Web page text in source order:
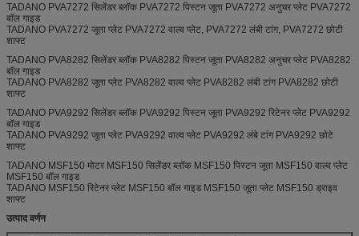
TADANO PVA7272 सिलेंडर ब्लॉक PVA7272 पिस्टन जूता PVA7272 अनुचर प्लेट PVA7272
बॉल गाइड
TADANO PVA7272 जूता प्लेट PVA7272 वाल्व प्लेट, PVA7272 लंबी टांग, PVA7272 छोटी
शाफ्ट
TADANO PVA8282 सिलेंडर ब्लॉक PVA8282 पिस्टन जूता PVA8282 अनुचर प्लेट PVA8282
बॉल गाइड
TADANO PVA8282 जूता प्लेट PVA8282 वाल्व प्लेट PVA8282 लंबी टांग PVA8282 छोटी
शाफ्ट
TADANO PVA9292 सिलेंडर ब्लॉक PVA9292 पिस्टन जूता PVA9292 रिटेनर प्लेट PVA9292
बॉल गाइड
TADANO PVA9292 जूता प्लेट PVA9292 वाल्व प्लेट PVA9292 लंबे टांग PVA9292 छोटे
शाफ्ट
TADANO MSF150 मोटर MSF150 सिलेंडर ब्लॉक MSF150 पिस्टन जूता MSF150 वाल्व प्लेट
MSF150 बॉल गाइड
TADANO MSF150 रिटेनर प्लेट MSF150 बॉल गाइड MSF150 जूता प्लेट MSF150 ड्राइव
शाफ्ट
उत्पाद वर्णन